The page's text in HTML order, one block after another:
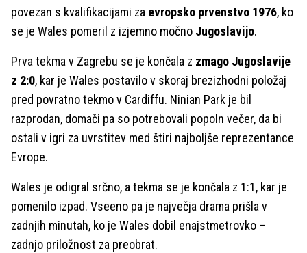
povezan s kvalifikacijami za evropsko prvenstvo 1976, ko
se je Wales pomeril z izjemno močno Jugoslavijo.
Prva tekma v Zagrebu se je končala z zmago Jugoslavije
z 2:0, kar je Wales postavilo v skoraj brezizhodni položaj
pred povratno tekmo v Cardiffu. Ninian Park je bil
razprodan, domači pa so potrebovali popoln večer, da bi
ostali v igri za uvrstitev med štiri najboljše reprezentance
Evrope.
Wales je odigral srčno, a tekma se je končala z 1:1, kar je
pomenilo izpad. Vseeno pa je največja drama prišla v
zadnjih minutah, ko je Wales dobil enajstmetrovko –
zadnjo priložnost za preobrat.